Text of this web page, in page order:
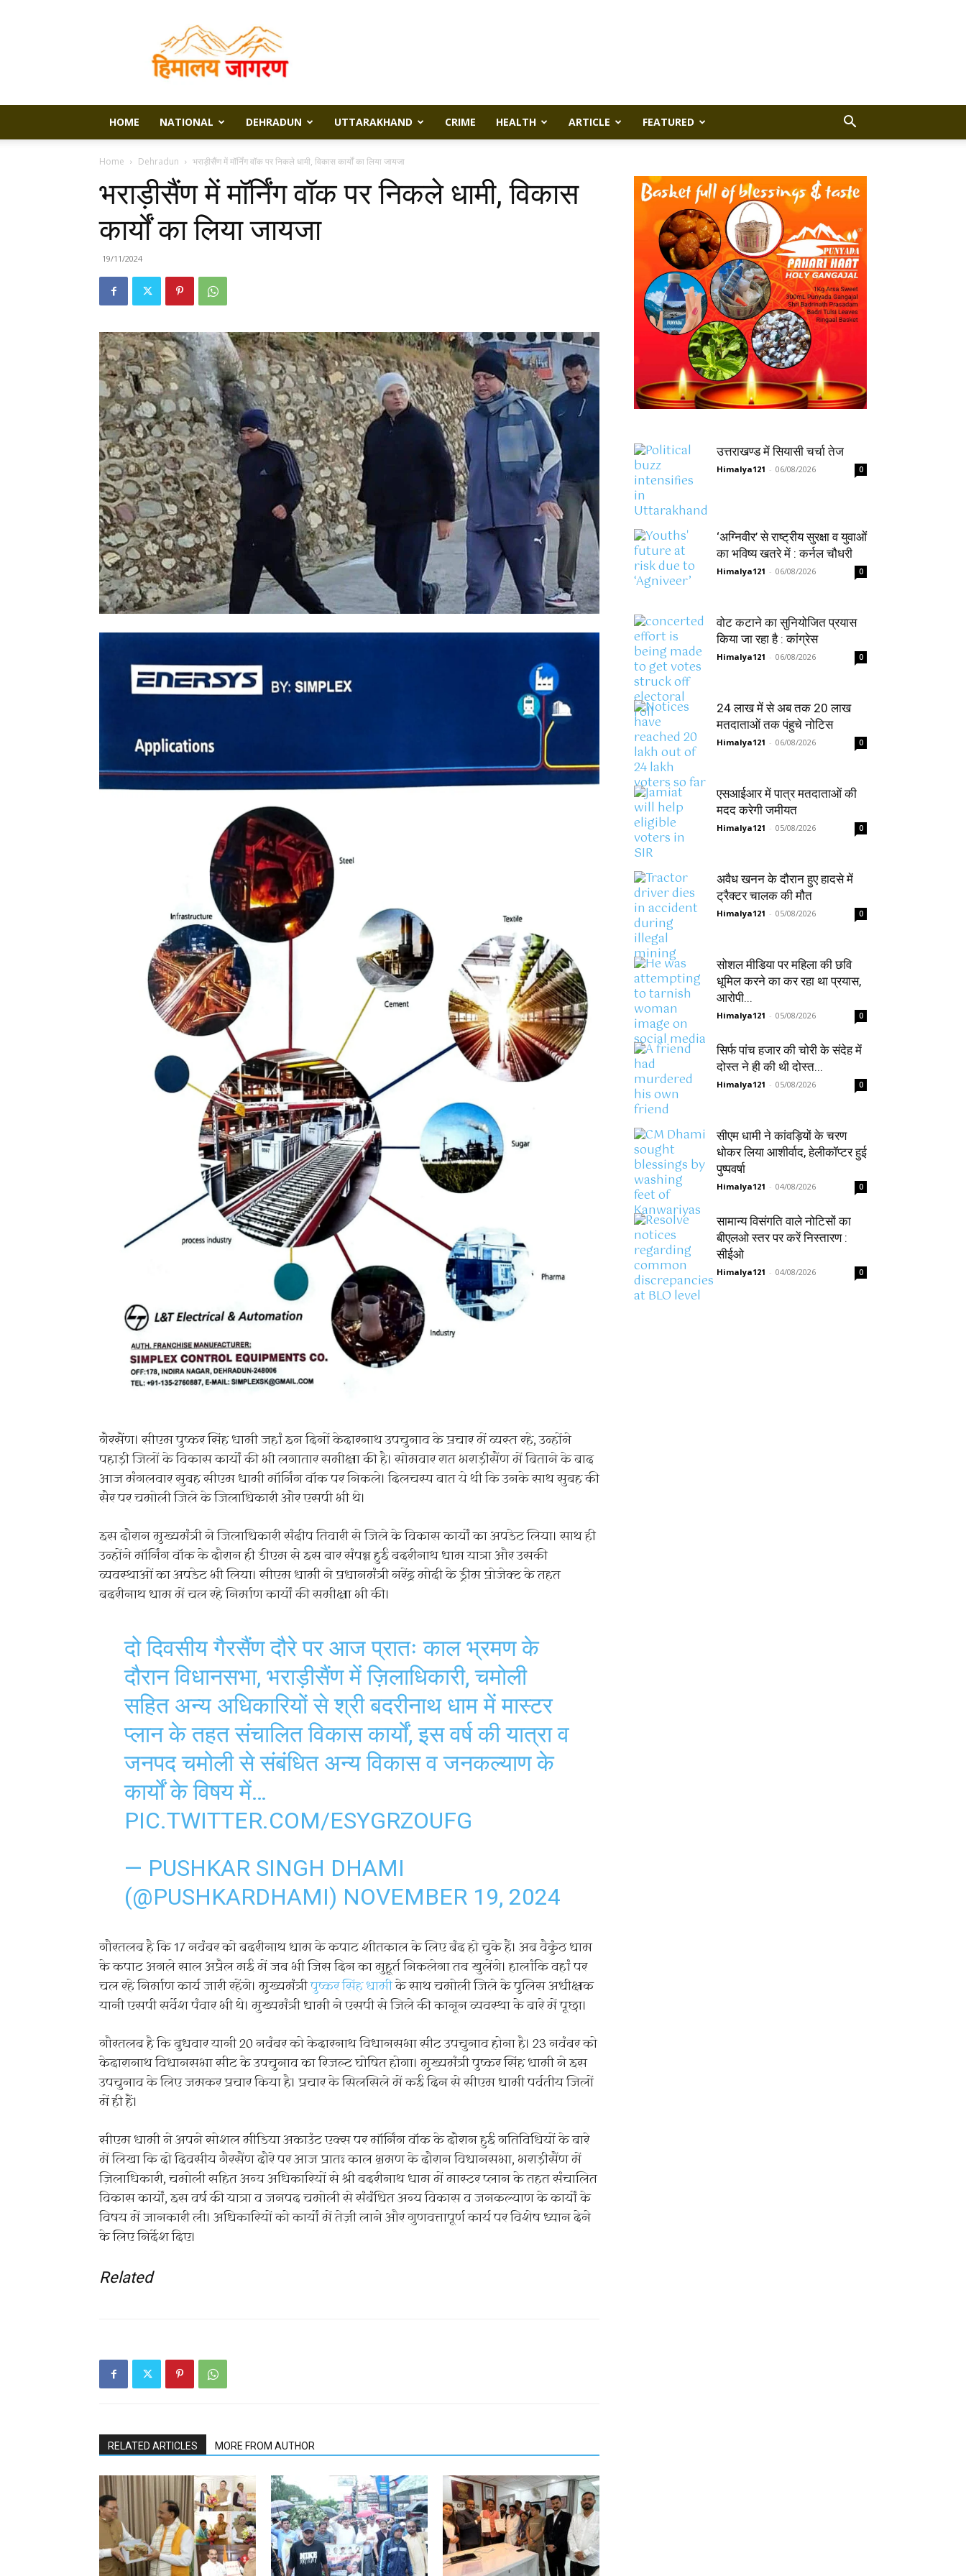
Himalaya
Jagran
HOME NATIONAL DEHRADUN UTTARAKHAND CRIME HEALTH ARTICLE FEATURED
Home Dehradun भराड़ीसैंण में मॉर्निंग वॉक पर निकले धामी, विकास कार्यों का लिया जायजा
भराड़ीसैंण में मॉर्निंग वॉक पर निकले धामी, विकास
कार्यों का लिया जायजा
19/11/2024
गैरसैंण। सीएम पुष्कर सिंह धामी जहां इन दिनों केदारनाथ उपचुनाव के प्रचार में व्यस्त रहे, उन्होंने
पहाड़ी जिलों के विकास कार्यों की भी लगातार समीक्षा की है। सोमवार रात भराड़ीसैंण में बिताने के बाद
आज मंगलवार सुबह सीएम धामी मॉर्निंग वॉक पर निकले। दिलचस्प बात ये थी कि उनके साथ सुबह की
सैर पर चमोली जिले के जिलाधिकारी और एसपी भी थे।
इस दौरान मुख्यमंत्री ने जिलाधिकारी संदीप तिवारी से जिले के विकास कार्यों का अपडेट लिया। साथ ही
उन्होंने मॉर्निंग वॉक के दौरान ही डीएम से इस बार संपन्न हुई बदरीनाथ धाम यात्रा और उसकी
व्यवस्थाओं का अपडेट भी लिया। सीएम धामी ने प्रधानमंत्री नरेंद्र मोदी के ड्रीम प्रोजेक्ट के तहत
बदरीनाथ धाम में चल रहे निर्माण कार्यों की समीक्षा भी की।
दो दिवसीय गैरसैंण दौरे पर आज प्रातः काल भ्रमण के
दौरान विधानसभा, भराड़ीसैंण में ज़िलाधिकारी, चमोली
सहित अन्य अधिकारियों से श्री बदरीनाथ धाम में मास्टर
प्लान के तहत संचालित विकास कार्यों, इस वर्ष की यात्रा व
जनपद चमोली से संबंधित अन्य विकास व जनकल्याण के
कार्यों के विषय में…
PIC.TWITTER.COM/ESYGRZOUFG
— PUSHKAR SINGH DHAMI
(@PUSHKARDHAMI) NOVEMBER 19, 2024
गौरतलब है कि 17 नवंबर को बदरीनाथ धाम के कपाट शीतकाल के लिए बंद हो चुके हैं। अब वैकुंठ धाम
के कपाट अगले साल अप्रैल मई में जब भी जिस दिन का मुहूर्त निकलेगा तब खुलेंगे। हालांकि वहां पर
चल रहे निर्माण कार्य जारी रहेंगे। मुख्यमंत्रीपुष्कर सिंह धामीके साथ चमोली जिले के पुलिस अधीक्षक
यानी एसपी सर्वेश पंवार भी थे। मुख्यमंत्री धामी ने एसपी से जिले की कानून व्यवस्था के बारे में पूछा।
गौरतलब है कि बुधवार यानी 20 नवंबर को केदारनाथ विधानसभा सीट उपचुनाव होना है। 23 नवंबर को
केदारानाथ विधानसभा सीट के उपचुनाव का रिजल्ट घोषित होगा। मुख्यमंत्री पुष्कर सिंह धामी ने इस
उपचुनाव के लिए जमकर प्रचार किया है। प्रचार के सिलसिले में कई दिन से सीएम धामी पर्वतीय जिलों
में ही हैं।
सीएम धामी ने अपने सोशल मीडिया अकाउंट एक्स पर मॉर्निंग वॉक के दौरान हुई गतिविधियों के बारे
में लिखा कि दो दिवसीय गैरसैंण दौरे पर आज प्रातः काल भ्रमण के दौरान विधानसभा, भराड़ीसैंण में
ज़िलाधिकारी, चमोली सहित अन्य अधिकारियों से श्री बदरीनाथ धाम में मास्टर प्लान के तहत संचालित
विकास कार्यों, इस वर्ष की यात्रा व जनपद चमोली से संबंधित अन्य विकास व जनकल्याण के कार्यों के
विषय में जानकारी ली। अधिकारियों को कार्यों में तेज़ी लाने और गुणवत्तापूर्ण कार्य पर विशेष ध्यान देने
के लिए निर्देश दिए।
Related
RELATED ARTICLES MORE FROM AUTHOR
उत्तराखण्ड में सियासी चर्चा तेज
Himalya121 - 06/08/2026 0
‘अग्निवीर’ से राष्ट्रीय सुरक्षा व युवाओं
का भविष्य खतरे में : कर्नल चौधरी
Himalya121 - 06/08/2026 0
वोट कटाने का सुनियोजित प्रयास
किया जा रहा है : कांग्रेस
Himalya121 - 06/08/2026 0
24 लाख में से अब तक 20 लाख
मतदाताओं तक पंहुचे नोटिस
Himalya121 - 06/08/2026 0
एसआईआर में पात्र मतदाताओं की
मदद करेगी जमीयत
Himalya121 - 05/08/2026 0
अवैध खनन के दौरान हुए हादसे में
ट्रैक्टर चालक की मौत
Himalya121 - 05/08/2026 0
सोशल मीडिया पर महिला की छवि
धूमिल करने का कर रहा था प्रयास,
आरोपी...
Himalya121 - 05/08/2026 0
सिर्फ पांच हजार की चोरी के संदेह में
दोस्त ने ही की थी दोस्त...
Himalya121 - 05/08/2026 0
सीएम धामी ने कांवड़ियों के चरण
धोकर लिया आशीर्वाद, हेलीकॉप्टर हुई
पुष्पवर्षा
Himalya121 - 04/08/2026 0
सामान्य विसंगति वाले नोटिसों का
बीएलओ स्तर पर करें निस्तारण :
सीईओ
Himalya121 - 04/08/2026 0